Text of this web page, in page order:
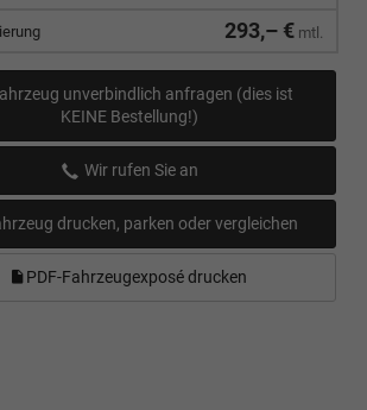
293,– € mtl.
unverbindlich anfragen (dies ist
KEINE Bestellung!)
Wir rufen Sie an
drucken, parken oder vergleichen
PDF-Fahrzeugexposé drucken